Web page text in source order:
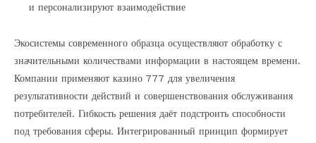
и персонализируют взаимодействие
Экосистемы современного образца осуществляют обработку с
значительными количествами информации в настоящем времени.
Компании применяют казино 777 для увеличения
результативности действий и совершенствования обслуживания
потребителей. Гибкость решения даёт подстроить способности
под требования сферы. Интегрированный принцип формирует